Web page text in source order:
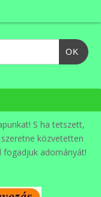
OK
S ha tetszett,
közvetetten
fogadjuk adományát!